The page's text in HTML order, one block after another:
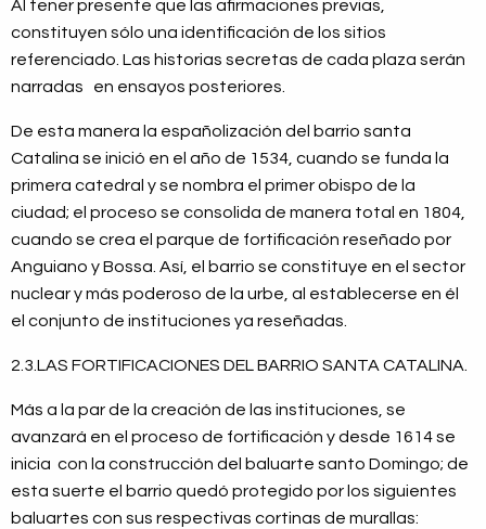
Al tener presente que las afirmaciones previas,
constituyen sólo una identificación de los sitios
referenciado. Las historias secretas de cada plaza serán
narradas en ensayos posteriores.
De esta manera la españolización del barrio santa
Catalina se inició en el año de 1534, cuando se funda la
primera catedral y se nombra el primer obispo de la
ciudad; el proceso se consolida de manera total en 1804,
cuando se crea el parque de fortificación reseñado por
Anguiano y Bossa. Así, el barrio se constituye en el sector
nuclear y más poderoso de la urbe, al establecerse en él
el conjunto de instituciones ya reseñadas.
2.3.LAS FORTIFICACIONES DEL BARRIO SANTA CATALINA.
Más a la par de la creación de las instituciones, se
avanzará en el proceso de fortificación y desde 1614 se
inicia con la construcción del baluarte santo Domingo; de
esta suerte el barrio quedó protegido por los siguientes
baluartes con sus respectivas cortinas de murallas: